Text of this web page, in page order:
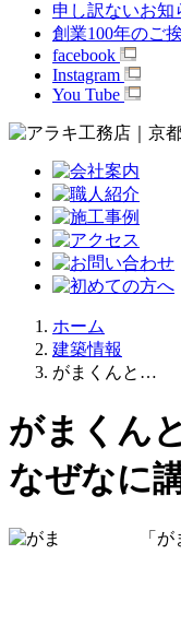
申し訳ないお知
創業100年のご
facebook
Instagram
You Tube
ホーム
建築情報
がまくんと…
がまくん
なぜなに
「